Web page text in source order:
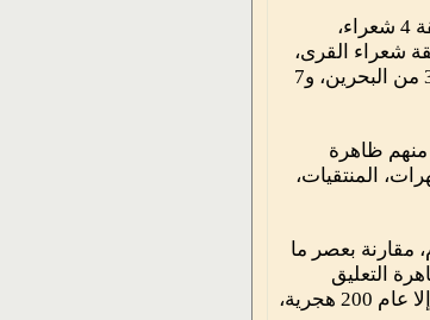
فقد بدأ الجمحي تصنيفه لأفضل الشعراء الجاهليين بعشر طبقات رئيسية، في كل طبقة 4 شعراء،
المراثي، وعددهم أيضاً 4 شعراء؛ وطبقة شعراء القرى،
وعددهم 29 شاعراً موزعون كالتالي: 5 شعراء من المدينة، 9 من مكة، 5 من الطائف، 3 من البحرين، و7
ظاهرة
المنتقيات،
مقارنة بعصر ما
التعليق
وظاهرة المعلقات. التعليق عرف في أواخر العصر الجاهلي، بينما المعلقات لم تعرف إلا عام 200 هجرية،